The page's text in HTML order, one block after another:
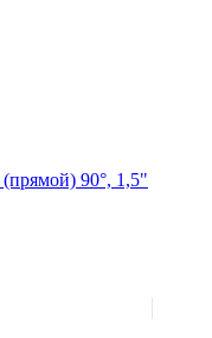
90°, 1,5"